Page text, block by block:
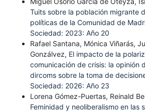
Tuits sobre la población migrante
políticas de la Comunidad de
Sociedad: 2023: Año 20
Rafael Santana, Mónica Viñarás,
Gonzálvez, El impacto de la
comunicación de crisis: la opinión
dircoms sobre la toma de
Sociedad: 2026: Año 23
Lorena Gómez-Puertas, Reinald
Feminidad y neoliberalismo en las